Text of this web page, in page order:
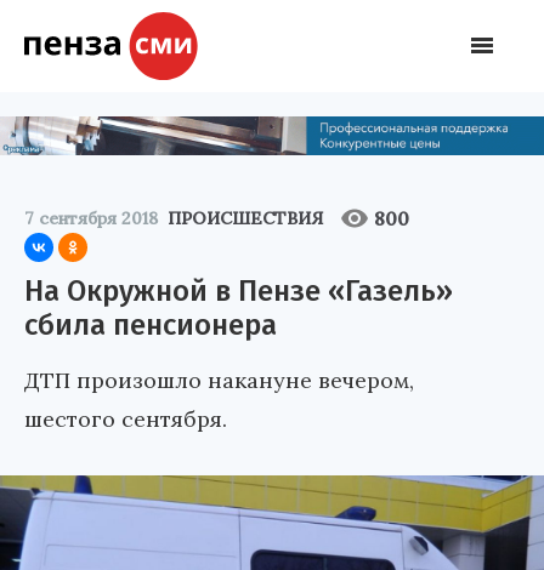
7 сентября 2018 ПРОИСШЕСТВИЯ 800
На Окружной в Пензе «Газель»
сбила пенсионера
ДТП произошло накануне вечером,
шестого сентября.